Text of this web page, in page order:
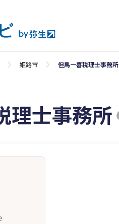
姫路市 但馬一喜税理士事務所
理士事務所